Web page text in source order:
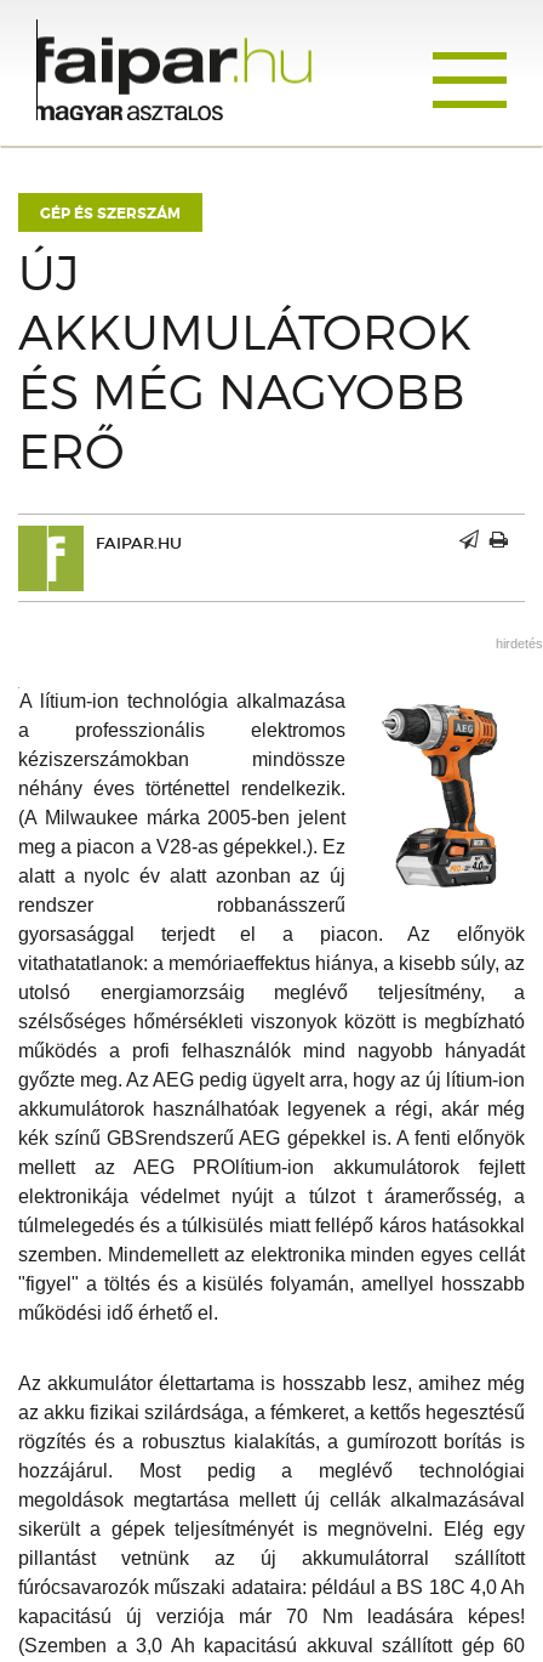
GÉP ÉS SZERSZÁM
ÚJ
AKKUMULÁTOROK
ÉS MÉG NAGYOBB
ERŐ
FAIPAR.HU
hirdetés
A lítium-ion technológia alkalmazása
a professzionális elektromos
kéziszerszámokban mindössze
néhány éves történettel rendelkezik.
(A Milwaukee márka 2005-ben jelent
meg a piacon a V28-as gépekkel.). Ez
alatt a nyolc év alatt azonban az új
rendszer robbanásszerű
gyorsasággal terjedt el a piacon. Az előnyök
vitathatatlanok: a memóriaeffektus hiánya, a kisebb súly, az
utolsó energiamorzsáig meglévő teljesítmény, a
szélsőséges hőmérsékleti viszonyok között is megbízható
működés a profi felhasználók mind nagyobb hányadát
győzte meg. Az AEG pedig ügyelt arra, hogy az új lítium-ion
akkumulátorok használhatóak legyenek a régi, akár még
kék színű GBSrendszerű AEG gépekkel is. A fenti előnyök
mellett az AEG PROlítium-ion akkumulátorok fejlett
elektronikája védelmet nyújt a túlzot t áramerősség, a
túlmelegedés és a túlkisülés miatt fellépő káros hatásokkal
szemben. Mindemellett az elektronika minden egyes cellát
"figyel" a töltés és a kisülés folyamán, amellyel hosszabb
működési idő érhető el.
Az akkumulátor élettartama is hosszabb lesz, amihez még
az akku fizikai szilárdsága, a fémkeret, a kettős hegesztésű
rögzítés és a robusztus kialakítás, a gumírozott borítás is
hozzájárul. Most pedig a meglévő technológiai
megoldások megtartása mellett új cellák alkalmazásával
sikerült a gépek teljesítményét is megnövelni. Elég egy
pillantást vetnünk az új akkumulátorral szállított
fúrócsavarozók műszaki adataira: például a BS 18C 4,0 Ah
kapacitású új verziója már 70 Nm leadására képes!
(Szemben a 3,0 Ah kapacitású akkuval szállított gép 60